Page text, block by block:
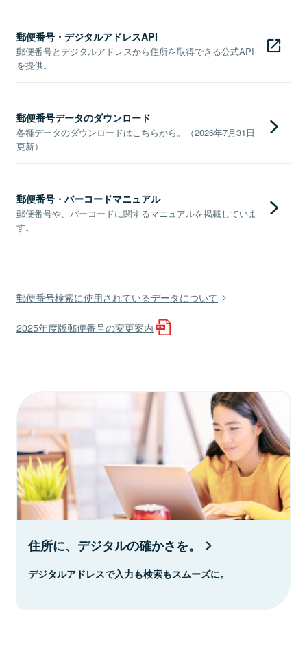
郵便番号・デジタルアドレスAPI
郵便番号とデジタルアドレスから住所を取得できる公式API
を提供。
郵便番号データのダウンロード
各種データのダウンロードはこちらから。（2026年7月31日
更新）
郵便番号・バーコードマニュアル
郵便番号や、バーコードに関するマニュアルを掲載していま
す。
郵便番号検索に使用されているデータについて
2025年度版郵便番号の変更案内
住所に、デジタルの確かさを。
デジタルアドレスで入力も検索もスムーズに。